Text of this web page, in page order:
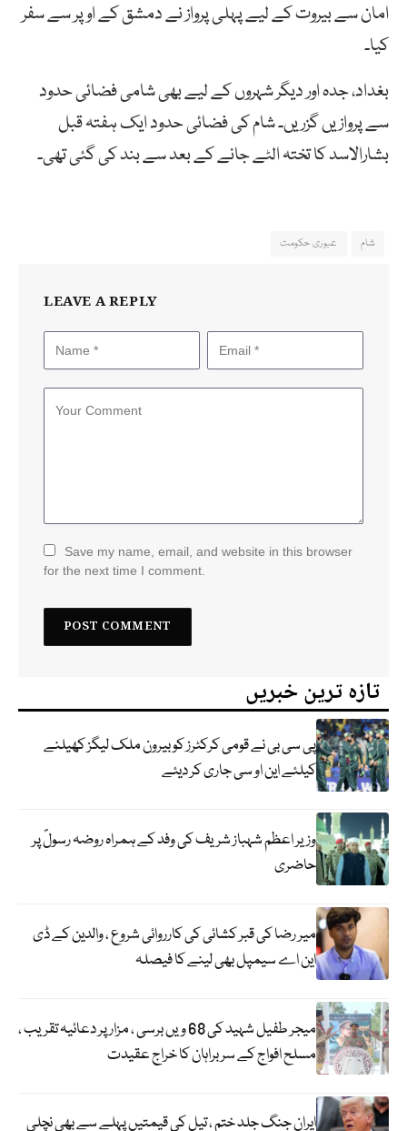
امان سے بیروت کے لیے پہلی پرواز نے دمشق کے اوپر سے سفر
کیا۔
بغداد، جدہ اور دیگر شہروں کے لیے بھی شامی فضائی حدود
سے پروازیں گزریں۔ شام کی فضائی حدود ایک ہفتہ قبل
بشارالاسد کا تختہ الٹے جانے کے بعد سے بند کی گئی تھی۔
شام عبوری حکومت
LEAVE A REPLY
Save my name, email, and website in this browser
for the next time I comment.
تازہ ترین خبریں
پی سی بی نے قومی کرکٹرز کو بیرون ملک لیگز کھیلنے
کیلئے این او سی جاری کر دیئے
وزیر اعظم شہباز شریف کی وفد کے ہمراہ روضہ رسولؐ پر
حاضری
میر رضا کی قبر کشائی کی کارروائی شروع ، والدین کے ڈی
این اے سیمپل بھی لینے کا فیصلہ
میجر طفیل شہید کی 68 ویں برسی ، مزار پر دعائیہ تقریب ،
مسلح افواج کے سربراہان کا خراج عقیدت
ایران جنگ جلد ختم ، تیل کی قیمتیں پہلے سے بھی نچلی